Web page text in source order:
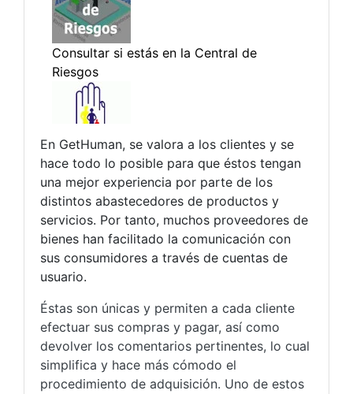
En GetHuman, se valora a los clientes y se
hace todo lo posible para que éstos tengan
una mejor experiencia por parte de los
distintos abastecedores de productos y
servicios. Por tanto, muchos proveedores de
bienes han facilitado la comunicación con
sus consumidores a través de cuentas de
usuario.
Éstas son únicas y permiten a cada cliente
efectuar sus compras y pagar, así como
devolver los comentarios pertinentes, lo cual
simplifica y hace más cómodo el
procedimiento de adquisición. Uno de estos